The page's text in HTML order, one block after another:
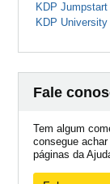
KDP Jumpstart
KDP University
Fale
Tem algum
consegue
páginas da